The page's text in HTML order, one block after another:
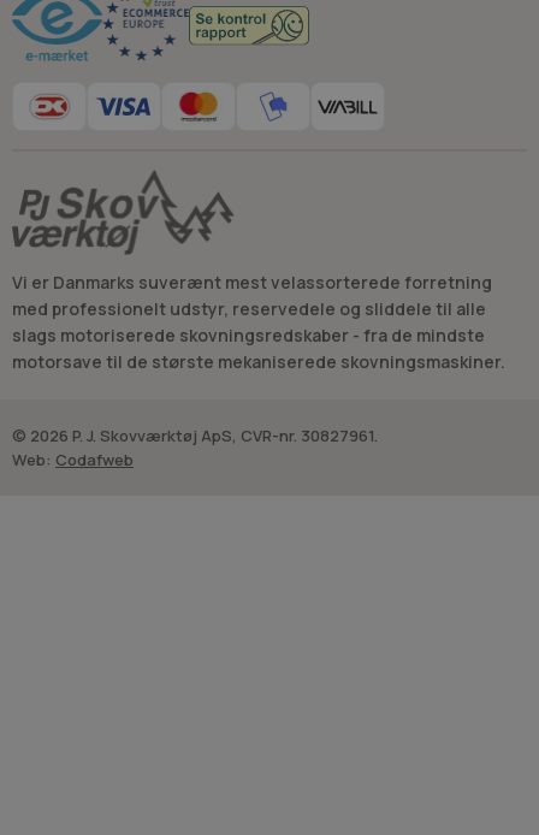
Vi er Danmarks suverænt mest velassorterede forretning
med professionelt udstyr, reservedele og sliddele til alle
slags motoriserede skovningsredskaber - fra de mindste
motorsave til de største mekaniserede skovningsmaskiner.
© 2026 P. J. Skovværktøj ApS, CVR-nr. 30827961.
Web: Codafweb